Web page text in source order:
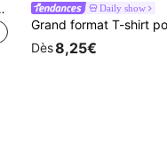
chemise-veste à manches longues, blanc printemps/automne Daily show
Dès8,25€